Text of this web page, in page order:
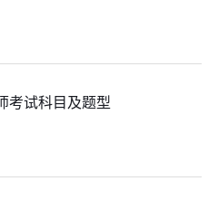
考试科目及题型